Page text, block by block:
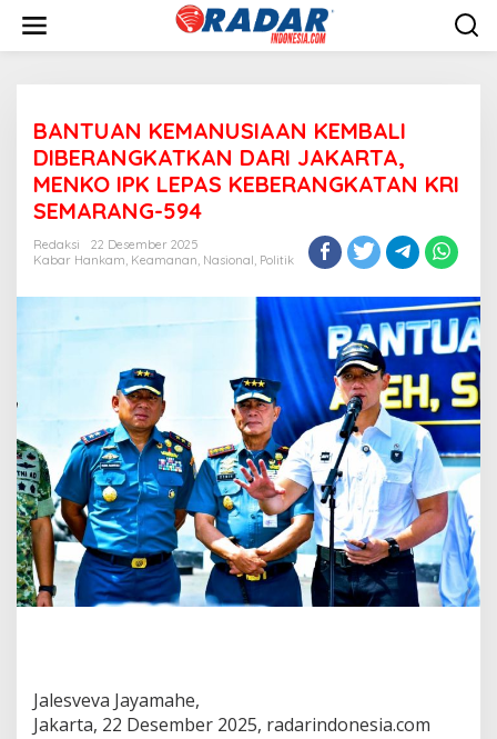
w
BANTUAN KEMANUSIAAN KEMBALI
DIBERANGKATKAN DARI JAKARTA,
MENKO IPK LEPAS KEBERANGKATAN KRI
SEMARANG-594
Redaksi
22 Desember 2025
Kabar Hankam, Keamanan, Nasional, Politik
Jalesveva Jayamahe,
Jakarta, 22 Desember 2025, radarindonesia.com